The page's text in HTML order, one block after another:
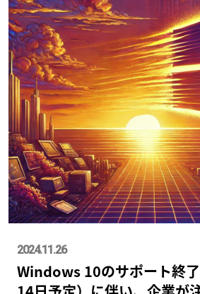
2024.11.26
Windows 10のサポート終